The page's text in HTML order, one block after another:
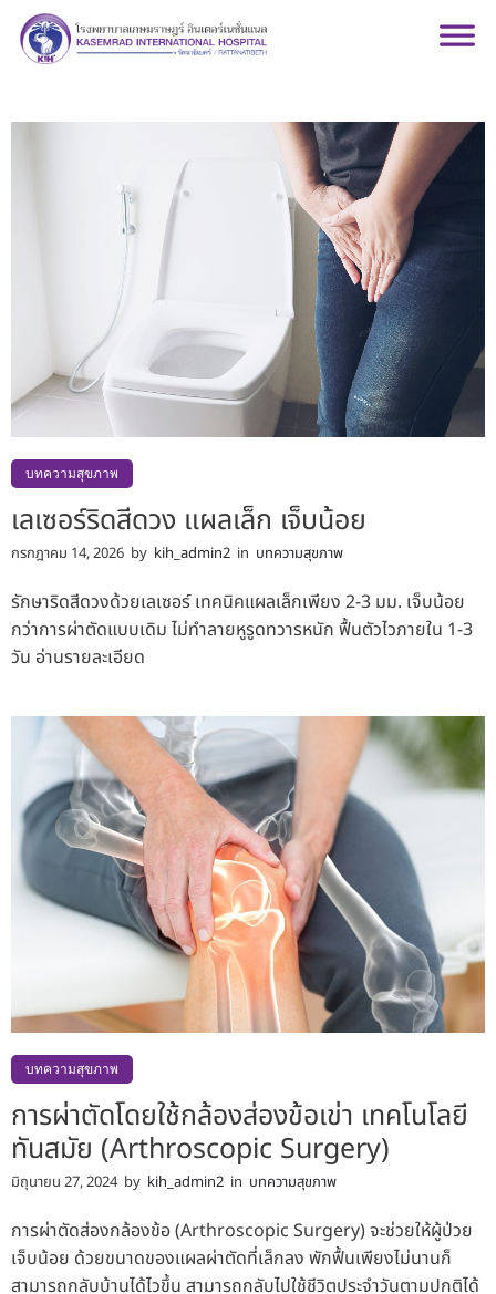
บทความสุขภาพ
เลเซอร์ริดสีดวง แผลเล็ก เจ็บน้อย
กรกฎาคม 14, 2026 by kih_admin2 in บทความสุขภาพ
รักษาริดสีดวงด้วยเลเซอร์ เทคนิคแผลเล็กเพียง 2-3 มม. เจ็บน้อย
กว่าการผ่าตัดแบบเดิม ไม่ทำลายหูรูดทวารหนัก ฟื้นตัวไวภายใน 1-3
วัน อ่านรายละเอียด
บทความสุขภาพ
การผ่าตัดโดยใช้กล้องส่องข้อเข่า เทคโนโลยี
ทันสมัย (Arthroscopic Surgery)
มิถุนายน 27, 2024 by kih_admin2 in บทความสุขภาพ
การผ่าตัดส่องกล้องข้อ (Arthroscopic Surgery) จะช่วยให้ผู้ป่วย
เจ็บน้อย ด้วยขนาดของแผลผ่าตัดที่เล็กลง พักฟื้นเพียงไม่นานก็
สามารถกลับบ้านได้ไวขึ้น สามารถกลับไปใช้ชีวิตประจำวันตามปกติได้